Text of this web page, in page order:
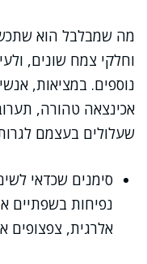
מה שמבלבל הוא
וחלקי צמח שונים,
נוספים. במציאות,
אכינצאה טהורה,
שעלולים בעצמם לגרות
סימנים שכדאי
נפיחות בשפתיים
אלרגית, צפצופים